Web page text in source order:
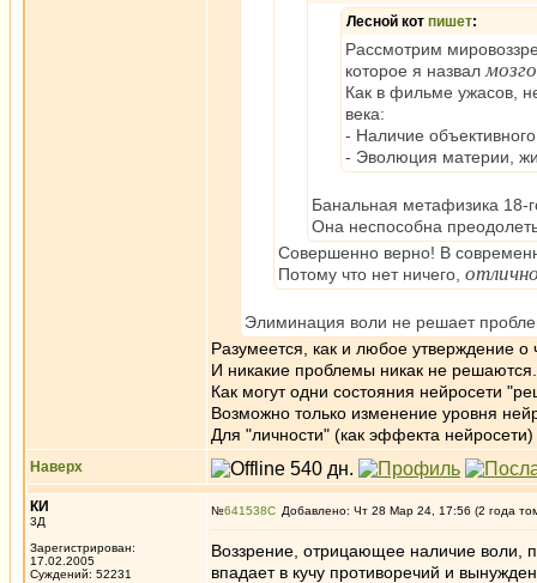
Лесной кот пишет:
Рассмотрим
которое я назвал
Как в фильме ужасов,
века:
- Наличие
- Эволюция материи,
Банальная метафизика 18-
Она неспособна
Совершенно верно! В
Потому что нет ничего,
Элиминация воли не решает
Разумеется, как и любое утверждение
И никакие проблемы никак не решаются.
Как могут одни состояния нейросети
Возможно только изменение уровня
Для "личности" (как эффекта нейросети)
Наверх
КИ
3Д
Зарегистрирован:
17.02.2005
Суждений: 52231
№641538 Добавлено: Чт 28 Мар 24, 17:56 (2 года
Воззрение, отрицающее наличие воли,
впадает в кучу противоречий и